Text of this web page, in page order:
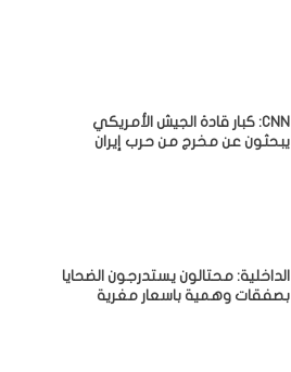
CNN: كبار قادة الجيش الأمريكي
يبحثون عن مخرج من حرب إيران
الداخلية: محتالون يستدرجون الضحايا
بصفقات وهمية باسعار مغرية